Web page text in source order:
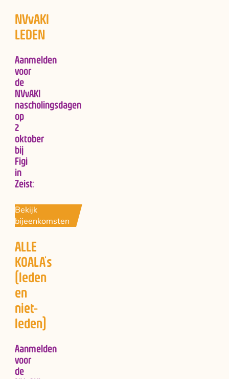
NVvAKI
LEDEN
Aanmelden
voor
de
NVvAKI
nascholingsdagen
op
2
oktober
bij
Figi
in
Zeist:
Bekijk
bijeenkomsten
ALLE
KOALA’s
(leden
en
niet-
leden)
Aanmelden
voor
de